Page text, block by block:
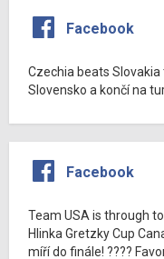
Facebook
Czechia beats
Slovensko a končí na
Facebook
Team USA is through
Hlinka Gretzky Cup
míří do finále! ????